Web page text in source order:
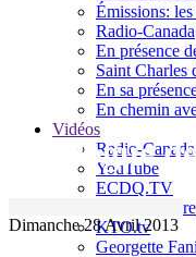
Émissions:
Radio-Canada
En présence
Saint Charles
En sa
En chemin
Vidéos
Radio-Canada
YouTube
ECDQ.TV
Sel et Lumière
KTO.tv
Georgette
Le blogue
Dimanche 28 Avril 2013